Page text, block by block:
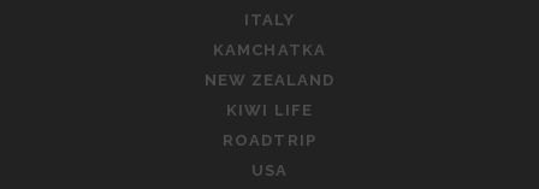
ITALY
KAMCHATKA
NEW ZEALAND
KIWI LIFE
ROADTRIP
USA